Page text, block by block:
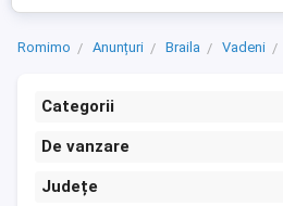
Romimo Anunțuri Braila Vadeni
Categorii
De vanzare
Județe